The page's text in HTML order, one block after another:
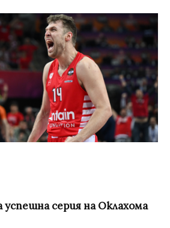
успешна серия на Оклахома